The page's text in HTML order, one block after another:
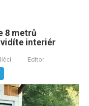
8 metrů
interiér
Editor